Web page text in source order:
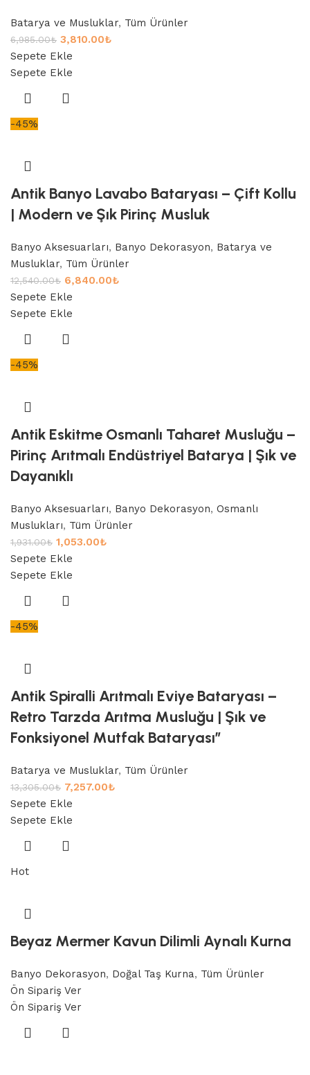
Batarya ve Musluklar, Tüm Ürünler
6,985.00₺ 3,810.00₺
Sepete Ekle
Sepete Ekle
-45%
Antik Banyo Lavabo Bataryası – Çift Kollu
| Modern ve Şık Pirinç Musluk
Banyo Aksesuarları, Banyo Dekorasyon, Batarya ve
Musluklar, Tüm Ürünler
12,540.00₺ 6,840.00₺
Sepete Ekle
Sepete Ekle
-45%
Antik Eskitme Osmanlı Taharet Musluğu –
Pirinç Arıtmalı Endüstriyel Batarya | Şık ve
Dayanıklı
Banyo Aksesuarları, Banyo Dekorasyon, Osmanlı
Muslukları, Tüm Ürünler
1,931.00₺ 1,053.00₺
Sepete Ekle
Sepete Ekle
-45%
Antik Spiralli Arıtmalı Eviye Bataryası –
Retro Tarzda Arıtma Musluğu | Şık ve
Fonksiyonel Mutfak Bataryası”
Batarya ve Musluklar, Tüm Ürünler
13,305.00₺ 7,257.00₺
Sepete Ekle
Sepete Ekle
Hot
Beyaz Mermer Kavun Dilimli Aynalı Kurna
Banyo Dekorasyon, Doğal Taş Kurna, Tüm Ürünler
Ön Sipariş Ver
Ön Sipariş Ver